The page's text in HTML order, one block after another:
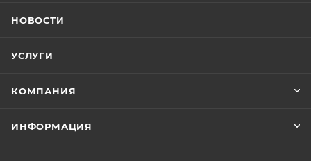
НОВОСТИ
УСЛУГИ
КОМПАНИЯ
ИНФОРМАЦИЯ